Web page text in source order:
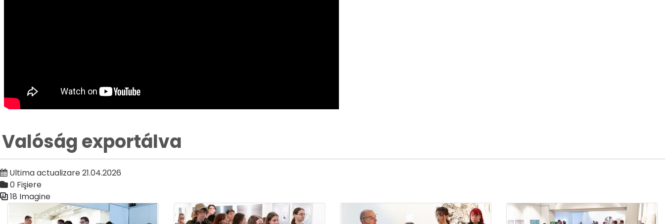
Valóság exportálva
Ultima actualizare 21.04.2026
0 Fişiere
18 Imagine
Galerie media